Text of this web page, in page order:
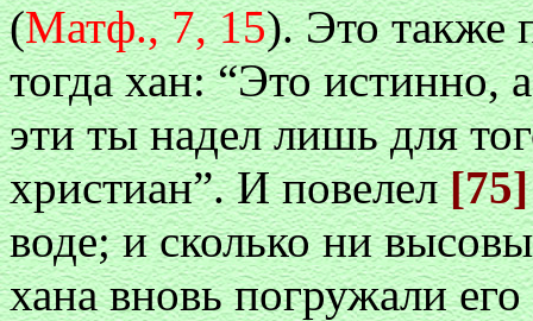
(Матф., 7, 15). Это также
тогда хан: “Это истинно,
эти ты надел лишь для
христиан”. И повелел
воде; и сколько ни
хана вновь погружали